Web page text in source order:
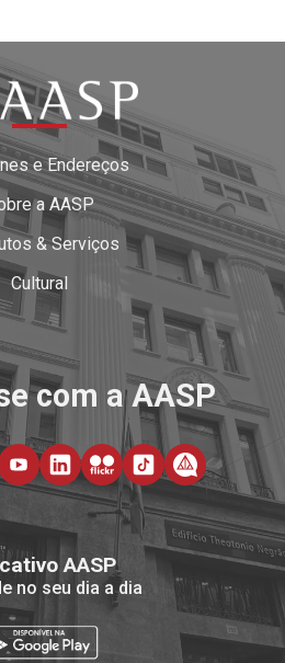
e Endereços
a AASP
& Serviços
Cultural
com a AASP
AASP
no seu dia a dia